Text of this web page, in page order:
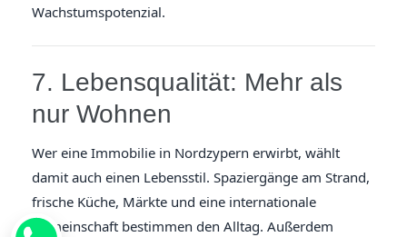
Wachstumspotenzial.
7. Lebensqualität: Mehr als
nur Wohnen
Wer eine Immobilie in Nordzypern erwirbt, wählt
damit auch einen Lebensstil. Spaziergänge am Strand,
frische Küche, Märkte und eine internationale
Gemeinschaft bestimmen den Alltag. Außerdem